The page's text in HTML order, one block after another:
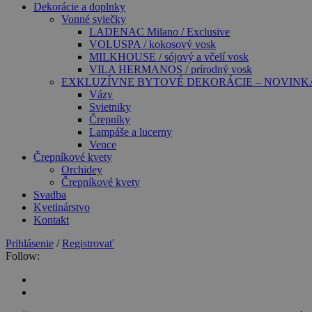
Dekorácie a doplnky
Vonné sviečky
LADENAC Milano / Exclusive
VOLUSPA / kokosový vosk
MILKHOUSE / sójový a včelí vosk
VILA HERMANOS / prírodný vosk
EXKLUZÍVNE BYTOVÉ DEKORÁCIE –
Vázy
Svietniky
Črepníky
Lampáše a lucerny
Vence
Črepníkové kvety
Orchidey
Črepníkové kvety
Svadba
Kvetinárstvo
Kontakt
Prihlásenie /Registrovať
Follow: